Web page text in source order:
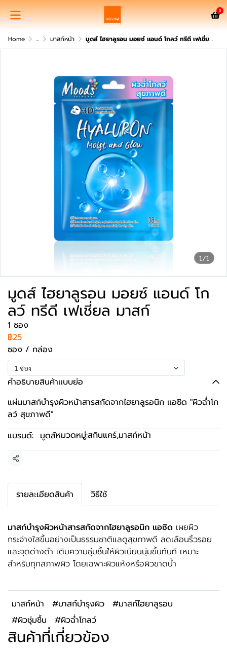
0
Home ... มาสก์หน้า มูดส์ ไฮยาลูรอน มอยซ์ แอนด์ โกลว์ ทรีดี เฟเชี่ยล มาสก์
1/1
มูดส์ ไฮยาลูรอน มอยซ์ แอนด์ โก
ลว์ ทรีดี เฟเชี่ยล มาสก์
1 ซอง
฿25
ซอง / กล่อง
1 ซอง
คำอธิบายสินค้าแบบย่อ
แผ่นมาสก์บำรุงผิวหน้าสารสกัดจากไฮยาลูรอนิก แอซิด "ผิวฉ่ำโก
ลว์ สุขภาพดี"
แบรนด์: มูดส์หมวดหมู่:สกินแคร์,มาสก์หน้า
แชร์
รายละเอียดสินค้า วิธีใช้
มาสก์บำรุงผิวหน้าสารสกัดจากไฮยาลูรอนิก แอซิด เผยผิว
กระจ่างใสขึ้นอย่างเป็นธรรมชาติแลดูสุขภาพดี ลดเลือนริ้วรอย
และจุดด่างดำ เติมความชุ่มชื้นให้ผิวเนียนนุ่มขึ้นทันที เหมาะ
สำหรับทุกสภาพผิว โดยเฉพาะผิวแห้งหรือผิวขาดน้ำ
มาสก์หน้า #มาสก์บำรุงผิว
#มาสก์ไฮยาลูรอน
#ผิวชุ่มชื้น
#ผิวฉ่ำโกลว์
สินค้าที่เกี่ยวข้อง